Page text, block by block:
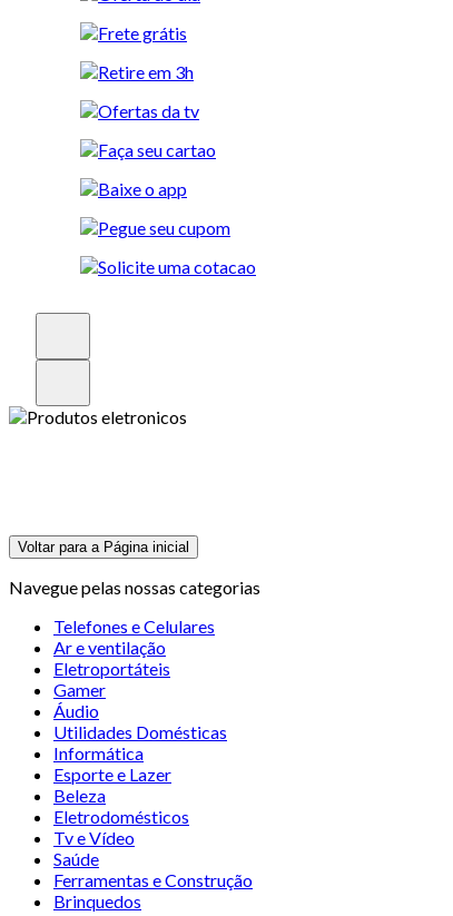
Voltar para a Página inicial
Navegue pelas nossas categorias
Telefones e Celulares
Ar e ventilação
Eletroportáteis
Gamer
Áudio
Utilidades Domésticas
Informática
Esporte e Lazer
Beleza
Eletrodomésticos
Tv e Vídeo
Saúde
Ferramentas e Construção
Brinquedos